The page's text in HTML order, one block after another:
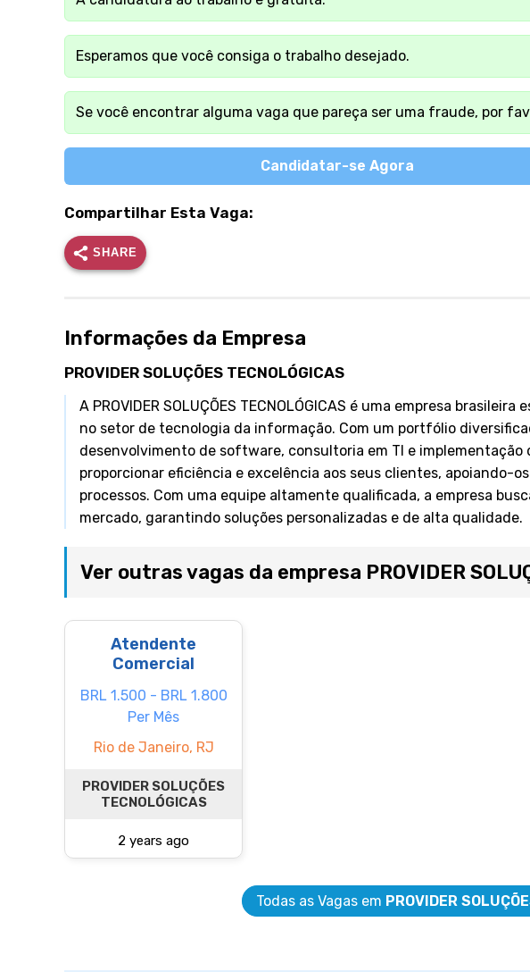
Esperamos que você consiga o trabalho desejado.
Se você encontrar alguma vaga que pareça ser uma fraude, por
Candidatar-se Agora
Compartilhar Esta Vaga:
SHARE
Informações da Empresa
PROVIDER SOLUÇÕES TECNOLÓGICAS
A PROVIDER SOLUÇÕES TECNOLÓGICAS é uma empresa
no setor de tecnologia da informação. Com um portfólio
desenvolvimento de software, consultoria em TI e implementação
proporcionar eficiência e excelência aos seus clientes, apoiando-
processos. Com uma equipe altamente qualificada, a empresa
mercado, garantindo soluções personalizadas e de alta qualidade.
Ver outras vagas da empresa PROVIDER
Atendente
Comercial
BRL 1.500 - BRL 1.800
Per Mês
Rio de Janeiro, RJ
PROVIDER SOLUÇÕES
TECNOLÓGICAS
2 years ago
Todas as Vagas em PROVIDER